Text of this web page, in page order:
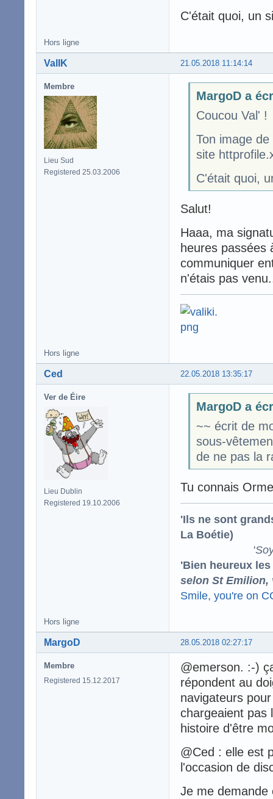
C'était quoi, un
Hors ligne
21.05.2018 11:14:14
ValIK
Membre
Lieu Sud
Registered 25.03.2006
MargoD a
Coucou Val' !
Ton image
site
C'était quoi,
Salut!
Haaa, ma
heures passées
communiquer
n'étais pas
Hors ligne
22.05.2018 13:35:17
Ced
Ver de Éire
Lieu Dublin
Registered 19.10.2006
MargoD a
~~ écrit de
sous-
de ne pas la
Tu connais
'Ils ne sont
La Boétie)
'
'Bien heureux
selon St Emilion,
Smile, you're on
Hors ligne
28.05.2018 02:27:17
MargoD
Membre
Registered 15.12.2017
@emerson. :-)
répondent au
navigateurs
chargeaient pas
histoire d'être
@Ced : elle est
l'occasion de
Je me demande